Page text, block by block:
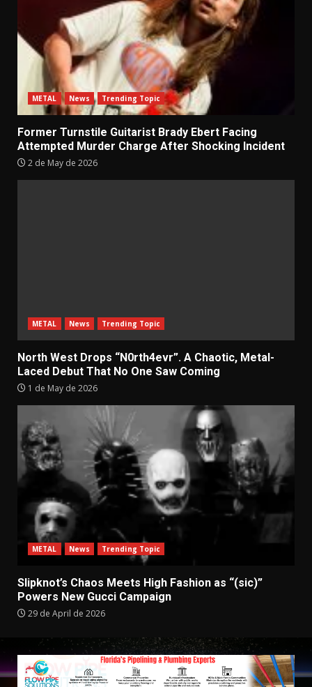
METAL News Trending Topic
Former Turnstile Guitarist Brady Ebert Facing
Attempted Murder Charge After Shocking Incident
2 de May de 2026
METAL News Trending Topic
North West Drops “N0rth4evr”. A Chaotic, Metal-
Laced Debut That No One Saw Coming
1 de May de 2026
METAL News Trending Topic
Slipknot’s Chaos Meets High Fashion as “(sic)”
Powers New Gucci Campaign
29 de April de 2026